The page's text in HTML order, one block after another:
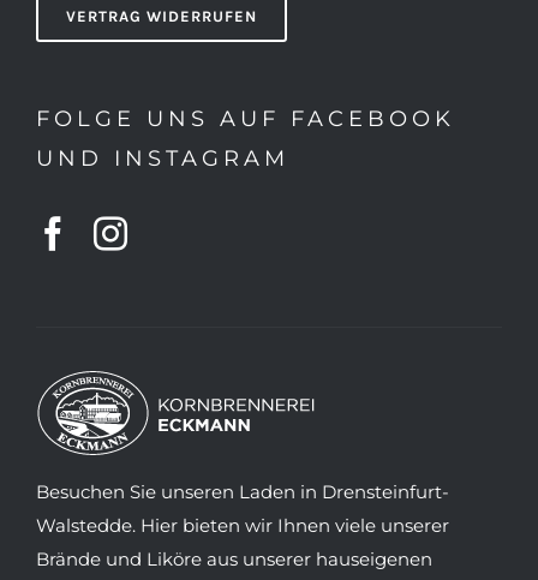
VERTRAG WIDERRUFEN
FOLGE UNS AUF FACEBOOK
UND INSTAGRAM
Besuchen Sie unseren Laden in Drensteinfurt-
Walstedde. Hier bieten wir Ihnen viele unserer
Brände und Liköre aus unserer hauseigenen